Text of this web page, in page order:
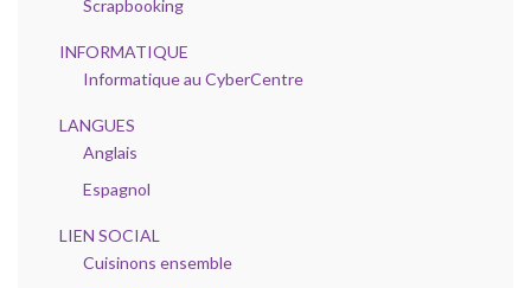
Scrapbooking
INFORMATIQUE
Informatique au CyberCentre
LANGUES
Anglais
Espagnol
LIEN SOCIAL
Cuisinons ensemble